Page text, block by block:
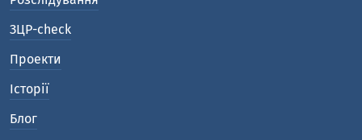
ЗЦР-check
Проекти
Історії
Блог